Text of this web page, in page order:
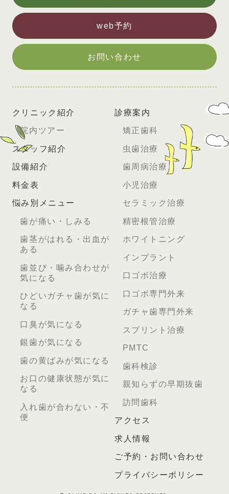
web予約
お問い合わせ
クリニック紹介
院内ツアー
スタッフ紹介
設備紹介
料金表
悩み別メニュー
歯が痛い・しみる
歯茎がはれる・出血が
ある
歯並び・噛み合わせが
気になる
ひどいガチャ歯が気に
なる
口臭が気になる
銀歯が気になる
歯の黄ばみが気になる
お口の健康状態が気に
なる
入れ歯が合わない・不
便
診療案内
矯正歯科
虫歯治療
歯周病治療
小児治療
セラミック治療
精密根管治療
ホワイトニング
インプラント
口ゴボ治療
口ゴボ専門外来
ガチャ歯専門外来
スプリント治療
PMTC
歯科検診
親知らずの早期抜歯
訪問歯科
アクセス
求人情報
ご予約・お問い合わせ
プライバシーポリシー